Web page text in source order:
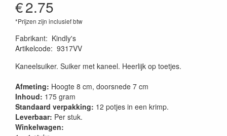
€2.75
*Prijzen zijn inclusief btw
Fabrikant: Kindly's
Artikelcode: 9317VV
Kaneelsuiker. Suiker met kaneel. Heerlijk op toetjes.
Afmeting: Hoogte 8 cm, doorsnede 7 cm
Inhoud: 175 gram
Standaard verpakking: 12 potjes in een krimp.
Leverbaar: Per stuk.
Winkelwagen: